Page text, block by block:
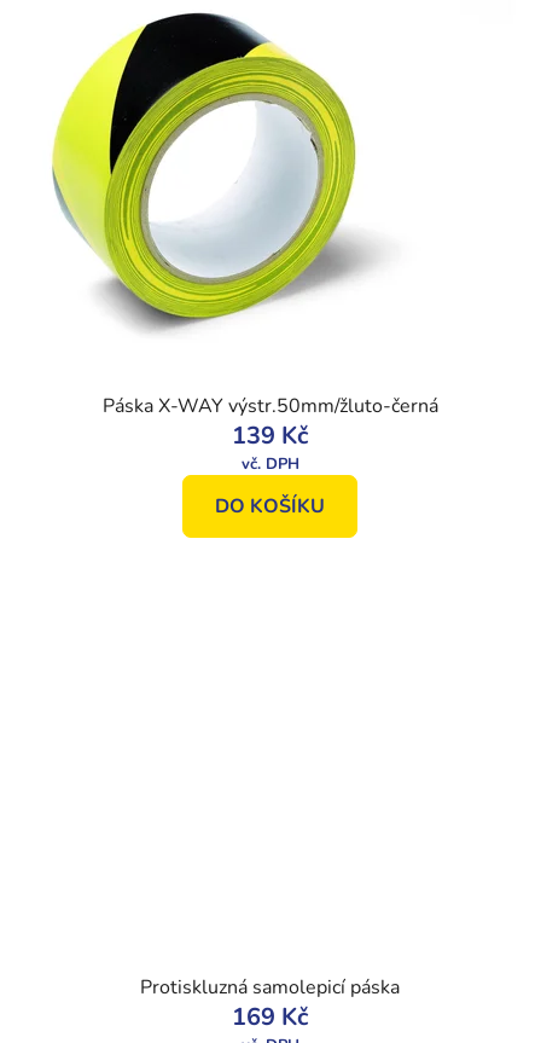
Páska X-WAY výstr.50mm/žluto-černá
139 Kč
DO KOŠÍKU
Protiskluzná samolepicí páska
169 Kč